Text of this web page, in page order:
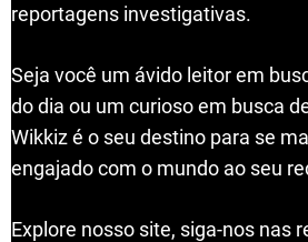
reportagens investigativas.
Seja você um ávido leitor em
do dia ou um curioso em busca
Wikkiz é o seu destino para se
engajado com o mundo ao seu
Explore nosso site, siga-nos nas